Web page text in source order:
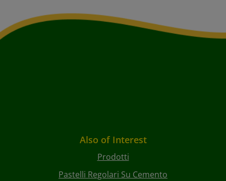
Also of Interest
Prodotti
Pastelli Regolari Su Cemento